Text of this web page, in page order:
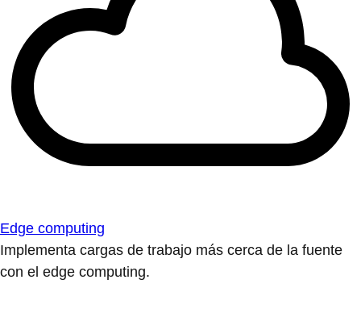
Edge computing
Implementa cargas de trabajo más cerca de la fuente
con el edge computing.